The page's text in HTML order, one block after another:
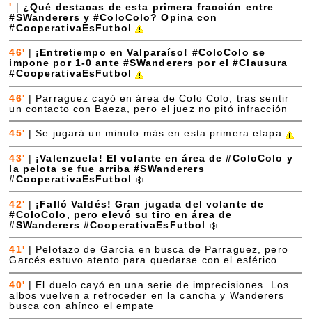
' | ¿Qué destacas de esta primera fracción entre
#SWanderers y #ColoColo? Opina con
#CooperativaEsFutbol
46'
¡Entretiempo en Valparaíso! #ColoColo se
impone por 1-0 ante #SWanderers por el #Clausura
#CooperativaEsFutbol
46'
Parraguez cayó en área de Colo Colo, tras sentir
un contacto con Baeza, pero el juez no pitó infracción
45' |Se jugará un minuto más en esta primera etapa
43'
¡Valenzuela! El volante en área de #ColoColo y
la pelota se fue arriba #SWanderers
#CooperativaEsFutbol
42' | ¡Falló Valdés! Gran jugada del volante de
#ColoColo, pero elevó su tiro en área de
#SWanderers #CooperativaEsFutbol
41'
Pelotazo de García en busca de Parraguez, pero
Garcés estuvo atento para quedarse con el esférico
40' | El duelo cayó en una serie de imprecisiones. Los
albos vuelven a retroceder en la cancha y Wanderers
busca con ahínco el empate